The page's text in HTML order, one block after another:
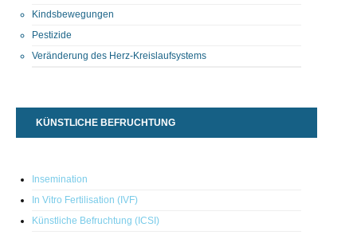
Kindsbewegungen
Pestizide
Veränderung des Herz-Kreislaufsystems
KÜNSTLICHE BEFRUCHTUNG
Insemination
In Vitro Fertilisation (IVF)
Künstliche Befruchtung (ICSI)